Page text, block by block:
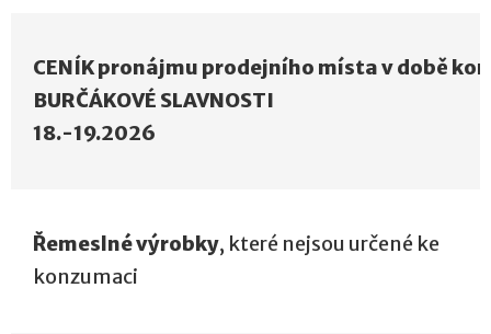
CENÍK pronájmu prodejního místa v době
BURČÁKOVÉ SLAVNOSTI
18.-19.2026
Řemeslné výrobky, které nejsou určené ke
konzumaci